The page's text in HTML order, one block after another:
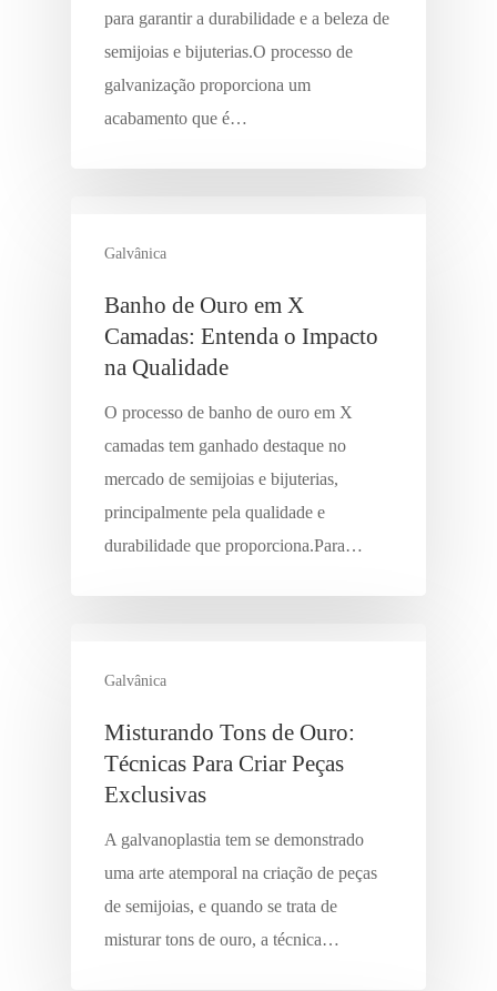
para garantir a durabilidade e a beleza de
semijoias e bijuterias.O processo de
galvanização proporciona um
acabamento que é…
Galvânica
Banho de Ouro em X
Camadas: Entenda o Impacto
na Qualidade
O processo de banho de ouro em X
camadas tem ganhado destaque no
mercado de semijoias e bijuterias,
principalmente pela qualidade e
durabilidade que proporciona.Para…
Galvânica
Misturando Tons de Ouro:
Técnicas Para Criar Peças
Exclusivas
A galvanoplastia tem se demonstrado
uma arte atemporal na criação de peças
de semijoias, e quando se trata de
misturar tons de ouro, a técnica…